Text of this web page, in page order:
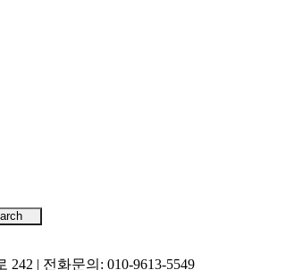
| 전화문의: 010-9613-5549